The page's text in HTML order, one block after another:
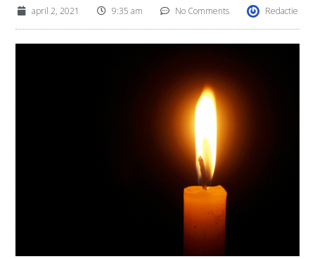
april 2, 2021 9:35 am No Comments Redactie